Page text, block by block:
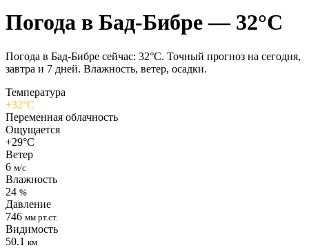
Погода в Бад-Бибре — 32°C
Погода в Бад-Бибре сейчас: 32°C. Точный прогноз на сегодня,
завтра и 7 дней. Влажность, ветер, осадки.
Температура
+32°C
Переменная облачность
Ощущается
+29°C
Ветер
6 м/с
Влажность
24 %
Давление
746 мм рт.ст.
Видимость
50.1 км